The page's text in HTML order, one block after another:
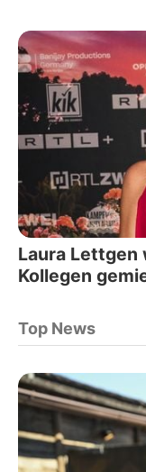
Laura Lettgen
Kollegen
Top News